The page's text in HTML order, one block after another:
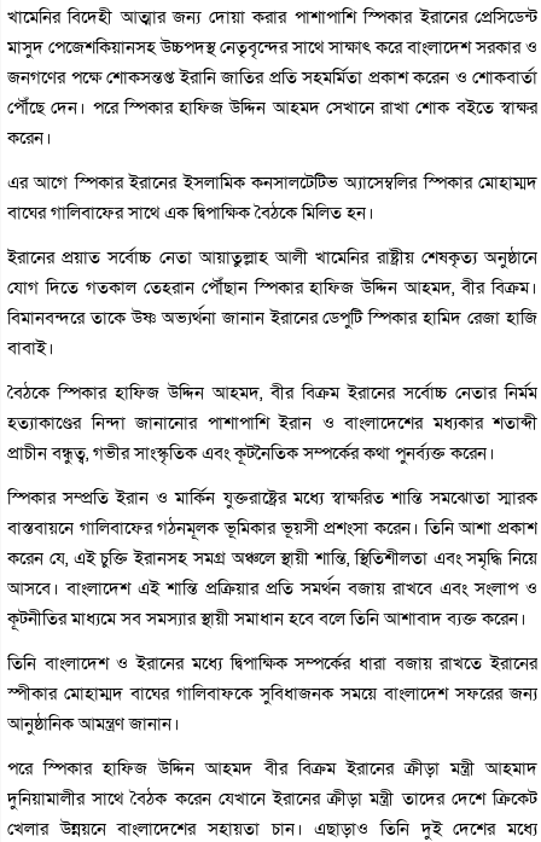
খামেনির বিদেহী আত্মার জন্য দোয়া করার পাশাপাশি স্পিকার ইরানের প্রেসিডেন্ট
মাসুদ পেজেশকিয়ানসহ উচ্চপদস্থ নেতৃবৃন্দের সাথে সাক্ষাৎ করে বাংলাদেশ সরকার ও
জনগণের পক্ষে শোকসন্তপ্ত ইরানি জাতির প্রতি সহমর্মিতা প্রকাশ করেন ও শোকবার্তা
পৌঁছে দেন। পরে স্পিকার হাফিজ উদ্দিন আহমদ সেখানে রাখা শোক বইতে স্বাক্ষর
করেন।
এর আগে স্পিকার ইরানের ইসলামিক কনসালটেটিভ অ্যাসেম্বলির স্পিকার মোহাম্মদ
বাঘের গালিবাফের সাথে এক দ্বিপাক্ষিক বৈঠকে মিলিত হন।
ইরানের প্রয়াত সর্বোচ্চ নেতা আয়াতুল্লাহ আলী খামেনির রাষ্ট্রীয় শেষকৃত্য অনুষ্ঠানে
যোগ দিতে গতকাল তেহরান পৌঁছান স্পিকার হাফিজ উদ্দিন আহমদ, বীর বিক্রম।
বিমানবন্দরে তাকে উষ্ণ অভ্যর্থনা জানান ইরানের ডেপুটি স্পিকার হামিদ রেজা হাজি
বাবাই।
বৈঠকে স্পিকার হাফিজ উদ্দিন আহমদ, বীর বিক্রম ইরানের সর্বোচ্চ নেতার নির্মম
হত্যাকাণ্ডের নিন্দা জানানোর পাশাপাশি ইরান ও বাংলাদেশের মধ্যকার শতাব্দী
প্রাচীন বন্ধুত্ব, গভীর সাংস্কৃতিক এবং কূটনৈতিক সম্পর্কের কথা পুনর্ব্যক্ত করেন।
স্পিকার সম্প্রতি ইরান ও মার্কিন যুক্তরাষ্ট্রের মধ্যে স্বাক্ষরিত শান্তি সমঝোতা স্মারক
বাস্তবায়নে গালিবাফের গঠনমূলক ভূমিকার ভূয়সী প্রশংসা করেন। তিনি আশা প্রকাশ
করেন যে, এই চুক্তি ইরানসহ সমগ্র অঞ্চলে স্থায়ী শান্তি, স্থিতিশীলতা এবং সমৃদ্ধি নিয়ে
আসবে। বাংলাদেশ এই শান্তি প্রক্রিয়ার প্রতি সমর্থন বজায় রাখবে এবং সংলাপ ও
কূটনীতির মাধ্যমে সব সমস্যার স্থায়ী সমাধান হবে বলে তিনি আশাবাদ ব্যক্ত করেন।
তিনি বাংলাদেশ ও ইরানের মধ্যে দ্বিপাক্ষিক সম্পর্কের ধারা বজায় রাখতে ইরানের
স্পীকার মোহাম্মদ বাঘের গালিবাফকে সুবিধাজনক সময়ে বাংলাদেশ সফরের জন্য
আনুষ্ঠানিক আমন্ত্রণ জানান।
পরে স্পিকার হাফিজ উদ্দিন আহমদ বীর বিক্রম ইরানের ক্রীড়া মন্ত্রী আহমাদ
দুনিয়ামালীর সাথে বৈঠক করেন যেখানে ইরানের ক্রীড়া মন্ত্রী তাদের দেশে ক্রিকেট
খেলার উন্নয়নে বাংলাদেশের সহায়তা চান। এছাড়াও তিনি দুই দেশের মধ্যে